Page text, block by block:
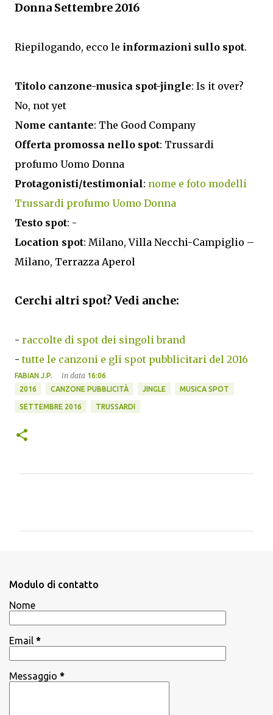
Donna Settembre 2016
Riepilogando, ecco le informazioni sullo spot.
Titolo canzone-musica spot-jingle: Is it over?
No, not yet
Nome cantante: The Good Company
Offerta promossa nello spot: Trussardi
profumo Uomo Donna
Protagonisti/testimonial: nome e foto modelli
Trussardi profumo Uomo Donna
Testo spot: -
Location spot: Milano, Villa Necchi-Campiglio –
Milano, Terrazza Aperol
Cerchi altri spot? Vedi anche:
- raccolte di spot dei singoli brand
-tutte le canzoni e gli spot pubblicitari del 2016
FABIAN J.P. in data 16:06
2016
CANZONE PUBBLICITÀ JINGLE MUSICA SPOT
SETTEMBRE 2016 TRUSSARDI
i
Modulo di contatto
Nome
Email *
Messaggio *